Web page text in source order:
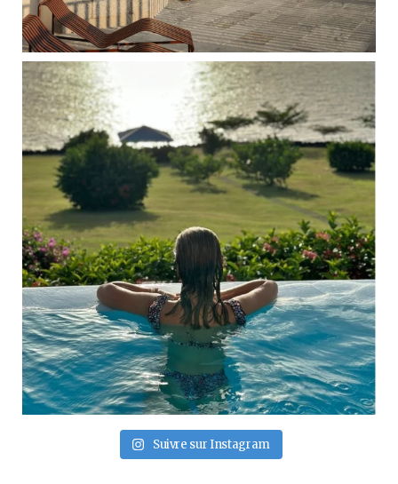
Suivre sur Instagram